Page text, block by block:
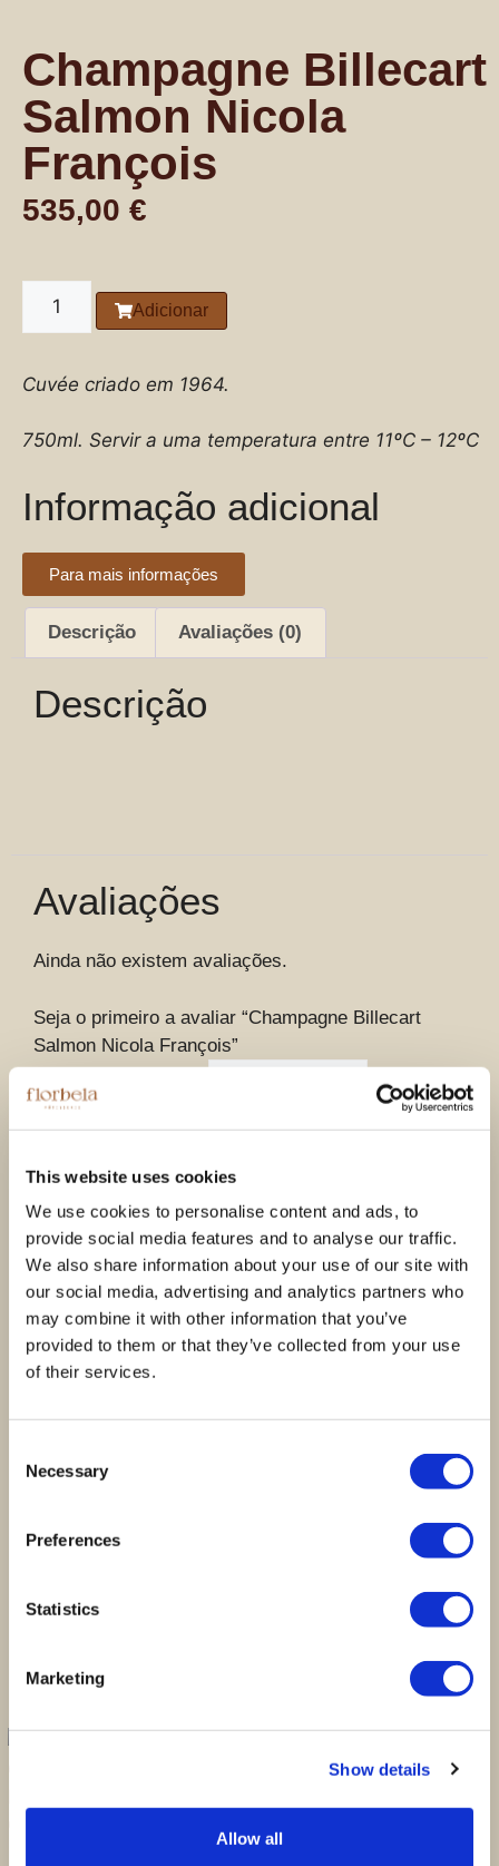
This website uses cookies
We use cookies to personalise content and ads, to
provide social media features and to analyse our traffic.
We also share information about your use of our site with
our social media, advertising and analytics partners who
may combine it with other information that you’ve
provided to them or that they’ve collected from your use
of their services.
Selection
Necessary
Preferences
Statistics
Marketing
Show details
Allow all
Champagne Billecart
Salmon Nicola
François
535,00 €
Adicionar
Cuvée criado em 1964.
750ml. Servir a uma temperatura entre 11ºC – 12ºC
Informação adicional
Para mais informações
Descrição Avaliações (0)
Descrição
Avaliações
Ainda não existem avaliações.
Seja o primeiro a avaliar “Champagne Billecart
Salmon Nicola François”
A sua classificação
Email*
navegador para a próxima vez que eu comentar.
Produtos Relacionados
Salmon Rosé